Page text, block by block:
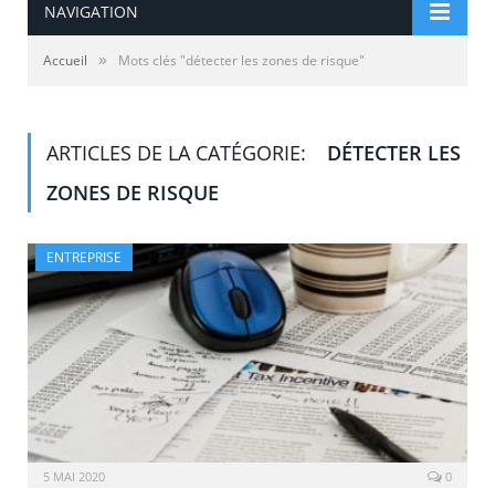
NAVIGATION
Accueil » Mots clés "détecter les zones de risque"
ARTICLES DE LA CATÉGORIE:
DÉTECTER LES
ZONES DE RISQUE
ENTREPRISE
5 MAI 2020 0